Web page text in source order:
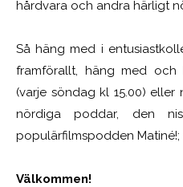
hårdvara och andra härligt
Så häng med i
framförallt, häng med och
(varje söndag kl 15.00)
nördiga poddar, den
populärfilmspodden
Välkommen!